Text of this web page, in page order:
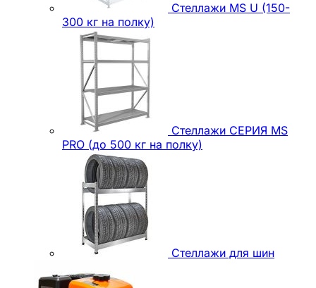
Стеллажи MS U (150-
300 кг на полку)
Стеллажи СЕРИЯ MS
PRO (до 500 кг на полку)
Стеллажи для шин